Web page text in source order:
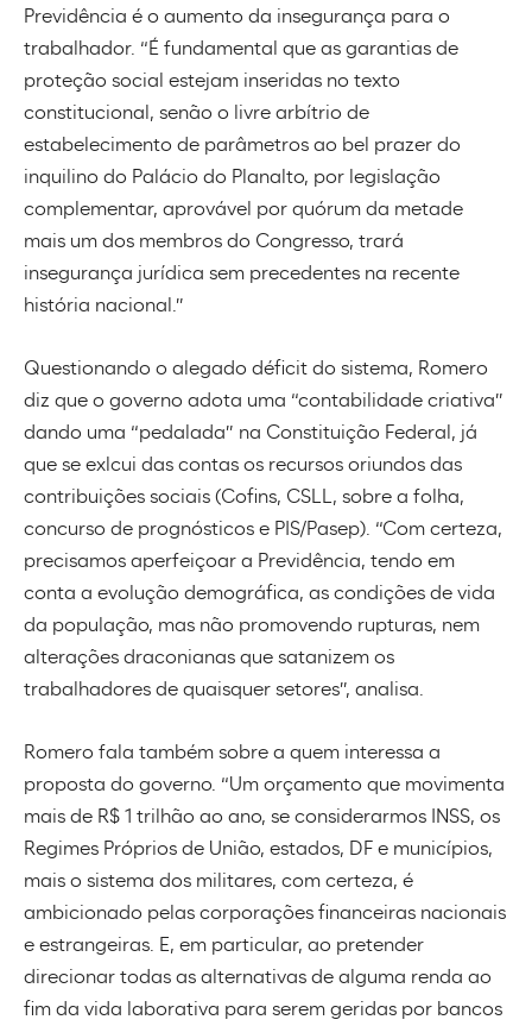
Previdência é o aumento da insegurança para o
trabalhador. “É fundamental que as garantias de
proteção social estejam inseridas no texto
constitucional, senão o livre arbítrio de
estabelecimento de parâmetros ao bel prazer do
inquilino do Palácio do Planalto, por legislação
complementar, aprovável por quórum da metade
mais um dos membros do Congresso, trará
insegurança jurídica sem precedentes na recente
história nacional.”
Questionando o alegado déficit do sistema, Romero
diz que o governo adota uma “contabilidade criativa”
dando uma “pedalada” na Constituição Federal, já
que se exlcui das contas os recursos oriundos das
contribuições sociais (Cofins, CSLL, sobre a folha,
concurso de prognósticos e PIS/Pasep). “Com certeza,
precisamos aperfeiçoar a Previdência, tendo em
conta a evolução demográfica, as condições de vida
da população, mas não promovendo rupturas, nem
alterações draconianas que satanizem os
trabalhadores de quaisquer setores”, analisa.
Romero fala também sobre a quem interessa a
proposta do governo. “Um orçamento que movimenta
mais de R$ 1 trilhão ao ano, se considerarmos INSS, os
Regimes Próprios de União, estados, DF e municípios,
mais o sistema dos militares, com certeza, é
ambicionado pelas corporações financeiras nacionais
e estrangeiras. E, em particular, ao pretender
direcionar todas as alternativas de alguma renda ao
fim da vida laborativa para serem geridas por bancos